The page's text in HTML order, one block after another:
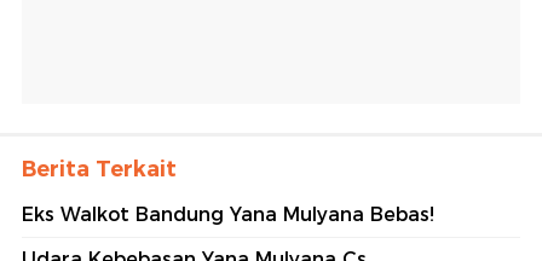
Berita Terkait
Eks Walkot Bandung Yana Mulyana Bebas!